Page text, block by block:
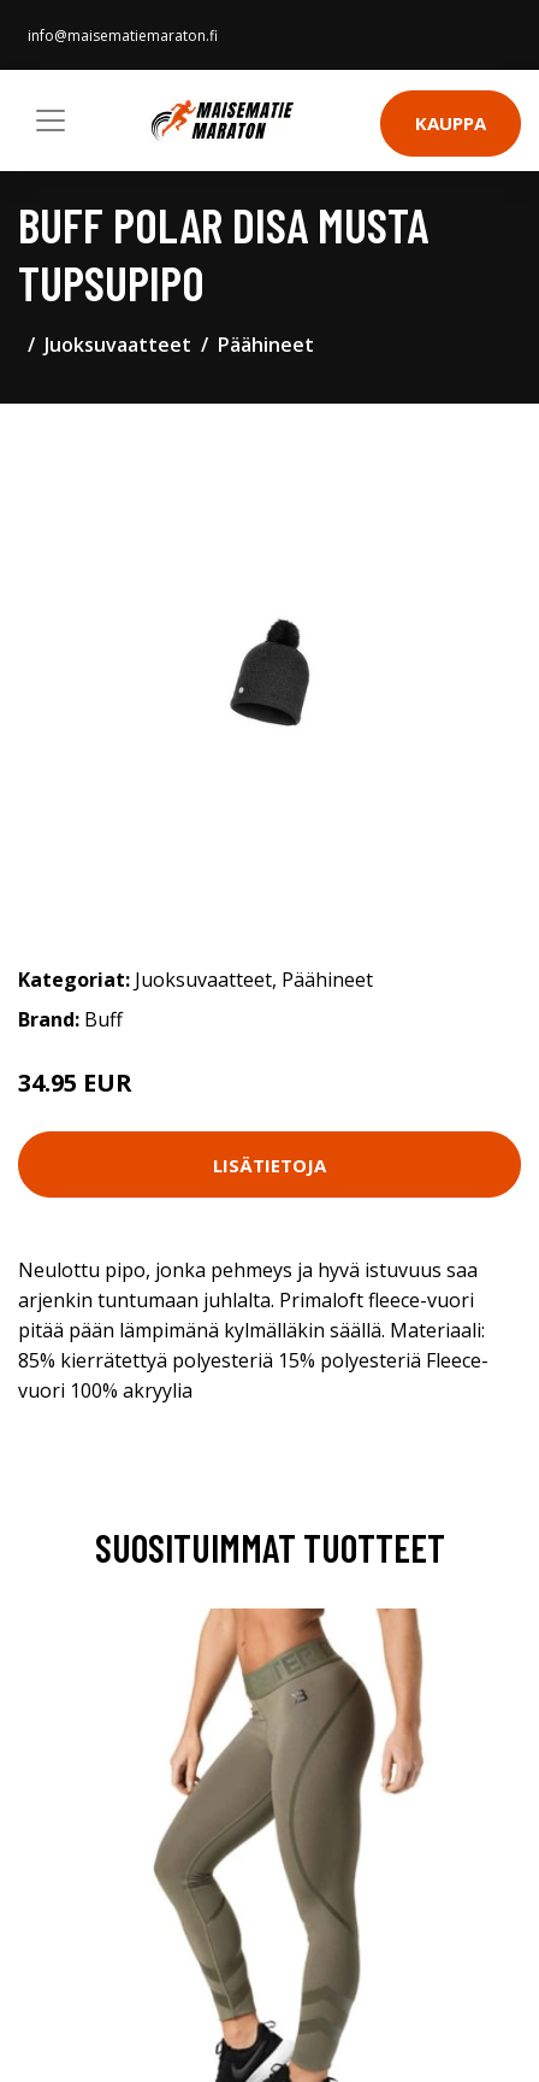
info@maisematiemaraton.fi
KAUPPA
BUFF POLAR DISA MUSTA
TUPSUPIPO
Juoksuvaatteet Päähineet
Kategoriat: Juoksuvaatteet, Päähineet
Brand: Buff
34.95 EUR
LISÄTIETOJA
Neulottu pipo, jonka pehmeys ja hyvä istuvuus saa
arjenkin tuntumaan juhlalta. Primaloft fleece-vuori
pitää pään lämpimänä kylmälläkin säällä. Materiaali:
85% kierrätettyä polyesteriä 15% polyesteriä Fleece-
vuori 100% akryylia
SUOSITUIMMAT TUOTTEET